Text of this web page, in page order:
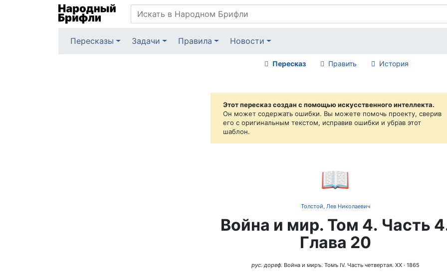
Пересказы Задачи Правила Новости
Пересказ Править История
Этот пересказ создан с помощью искусственного интеллекта.
Он может содержать ошибки. Вы можете помочь проекту, сверив
его с оригинальным текстом, исправив ошибки и убрав этот
шаблон.
📖
Толстой, Лев Николаевич
Война и мир. Том 4. Часть
Глава 20
рус. дореф. Война и миръ. Томъ IV. Часть четвертая. XX· 1865